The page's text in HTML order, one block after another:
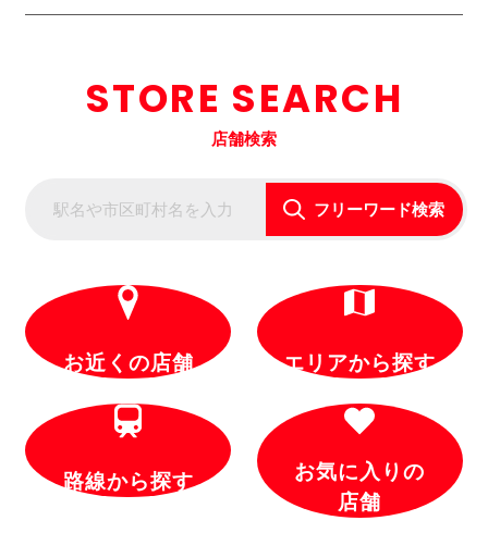
STORE SEARCH
店舗検索
フリーワード検索
お近くの店舗 エリアから探す
路線から探す
お気に入りの
店舗